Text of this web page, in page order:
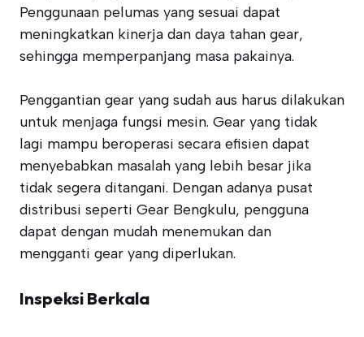
Penggunaan pelumas yang sesuai dapat
meningkatkan kinerja dan daya tahan gear,
sehingga memperpanjang masa pakainya.
Penggantian gear yang sudah aus harus dilakukan
untuk menjaga fungsi mesin. Gear yang tidak
lagi mampu beroperasi secara efisien dapat
menyebabkan masalah yang lebih besar jika
tidak segera ditangani. Dengan adanya pusat
distribusi seperti Gear Bengkulu, pengguna
dapat dengan mudah menemukan dan
mengganti gear yang diperlukan.
Inspeksi Berkala